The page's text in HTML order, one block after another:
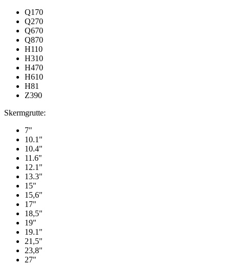
Q170
Q270
Q670
Q870
H110
H310
H470
H610
H81
Z390
Skermgrutte:
7"
10.1"
10.4"
11.6"
12.1"
13.3"
15"
15,6"
17"
18,5"
19"
19.1"
21,5"
23,8"
27"